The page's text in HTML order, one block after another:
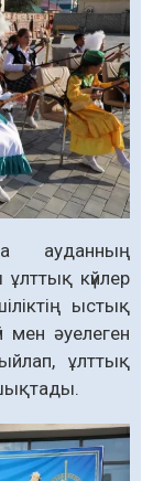
ауданның
күйлер
ыстық
мен әуелеген
ұлттық